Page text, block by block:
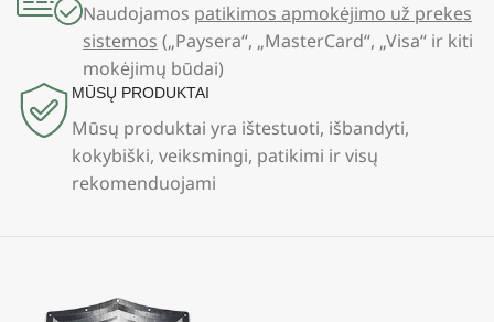
Naudojamos patikimos apmokėjimo už prekes
sistemos („Paysera“, „MasterCard“, „Visa“ ir kiti
mokėjimų būdai)
MŪSŲ PRODUKTAI
Mūsų produktai yra ištestuoti, išbandyti,
kokybiški, veiksmingi, patikimi ir visų
rekomenduojami